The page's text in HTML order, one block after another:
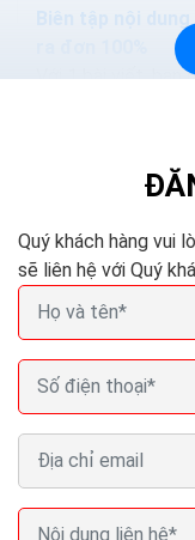
Biên tập nội
Với 1 bài viết, bạn
Quý khách hàng vui
sẽ liên hệ với Quý